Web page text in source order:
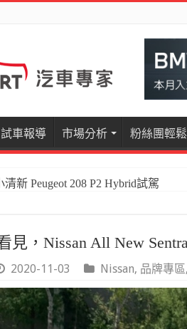
試車報導 市場分析 粉絲團輕
新 Peugeot 208 P2 Hybrid試駕
新王者Honda CR-V e:HEV Prestige
見，Nissan All New
2020-11-03 Nissan, 品牌專區,